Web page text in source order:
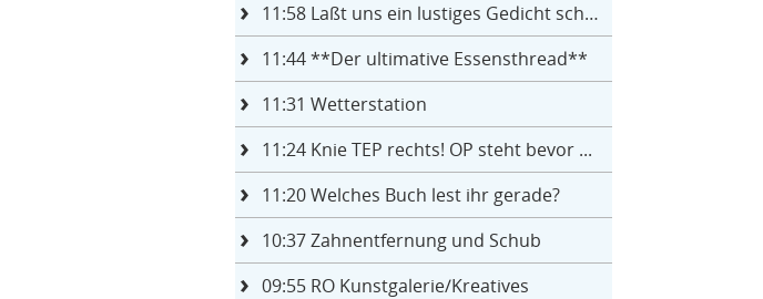
11:58Laßt uns ein lustiges Gedicht schreiben- jeder einen Satz
11:44**Der ultimative Essensthread**
11:31 Wetterstation
11:24Knie TEP rechts! OP steht bevor ...
11:20Welches Buch lest ihr gerade?
10:37Zahnentfernung und Schub
09:55RO Kunstgalerie/Kreatives